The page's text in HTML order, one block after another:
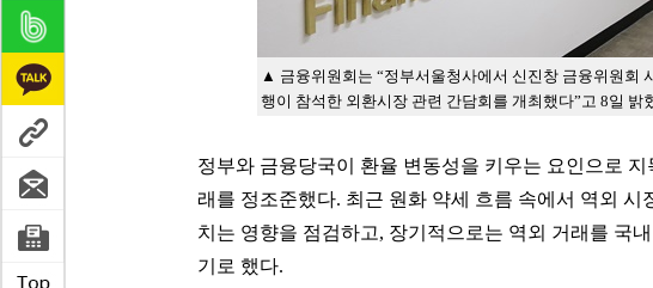
▲ 금융위원회는 “정부서울청사에서 신진창 금융위원회
행이 참석한 외환시장 관련 간담회를 개최했다”고 8일 밝
정부와 금융당국이 환율 변동성을 키우는 요인으로
래를 정조준했다. 최근 원화 약세 흐름 속에서 역외 시
치는 영향을 점검하고, 장기적으로는 역외 거래를 국
기로 했다.